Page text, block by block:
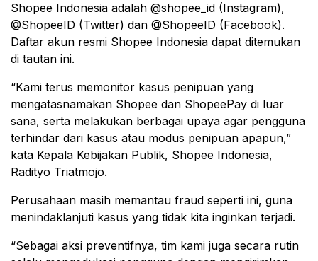
Shopee Indonesia adalah @shopee_id (Instagram),
@ShopeeID (Twitter) dan @ShopeeID (Facebook).
Daftar akun resmi Shopee Indonesia dapat ditemukan
di tautan ini.
“Kami terus memonitor kasus penipuan yang
mengatasnamakan Shopee dan ShopeePay di luar
sana, serta melakukan berbagai upaya agar pengguna
terhindar dari kasus atau modus penipuan apapun,”
kata Kepala Kebijakan Publik, Shopee Indonesia,
Radityo Triatmojo.
Perusahaan masih memantau fraud seperti ini, guna
menindaklanjuti kasus yang tidak kita inginkan terjadi.
“Sebagai aksi preventifnya, tim kami juga secara rutin